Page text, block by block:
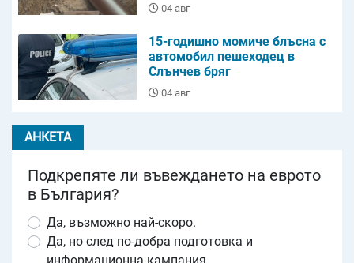
04 авг
15-годишно момиче блъсна с
автомобил пешеходец в
Слънчев бряг
04 авг
АНКЕТА
Подкрепяте ли въвеждането на еврото
в България?
Да, възможно най-скоро.
Да, но след по-добра подготовка и